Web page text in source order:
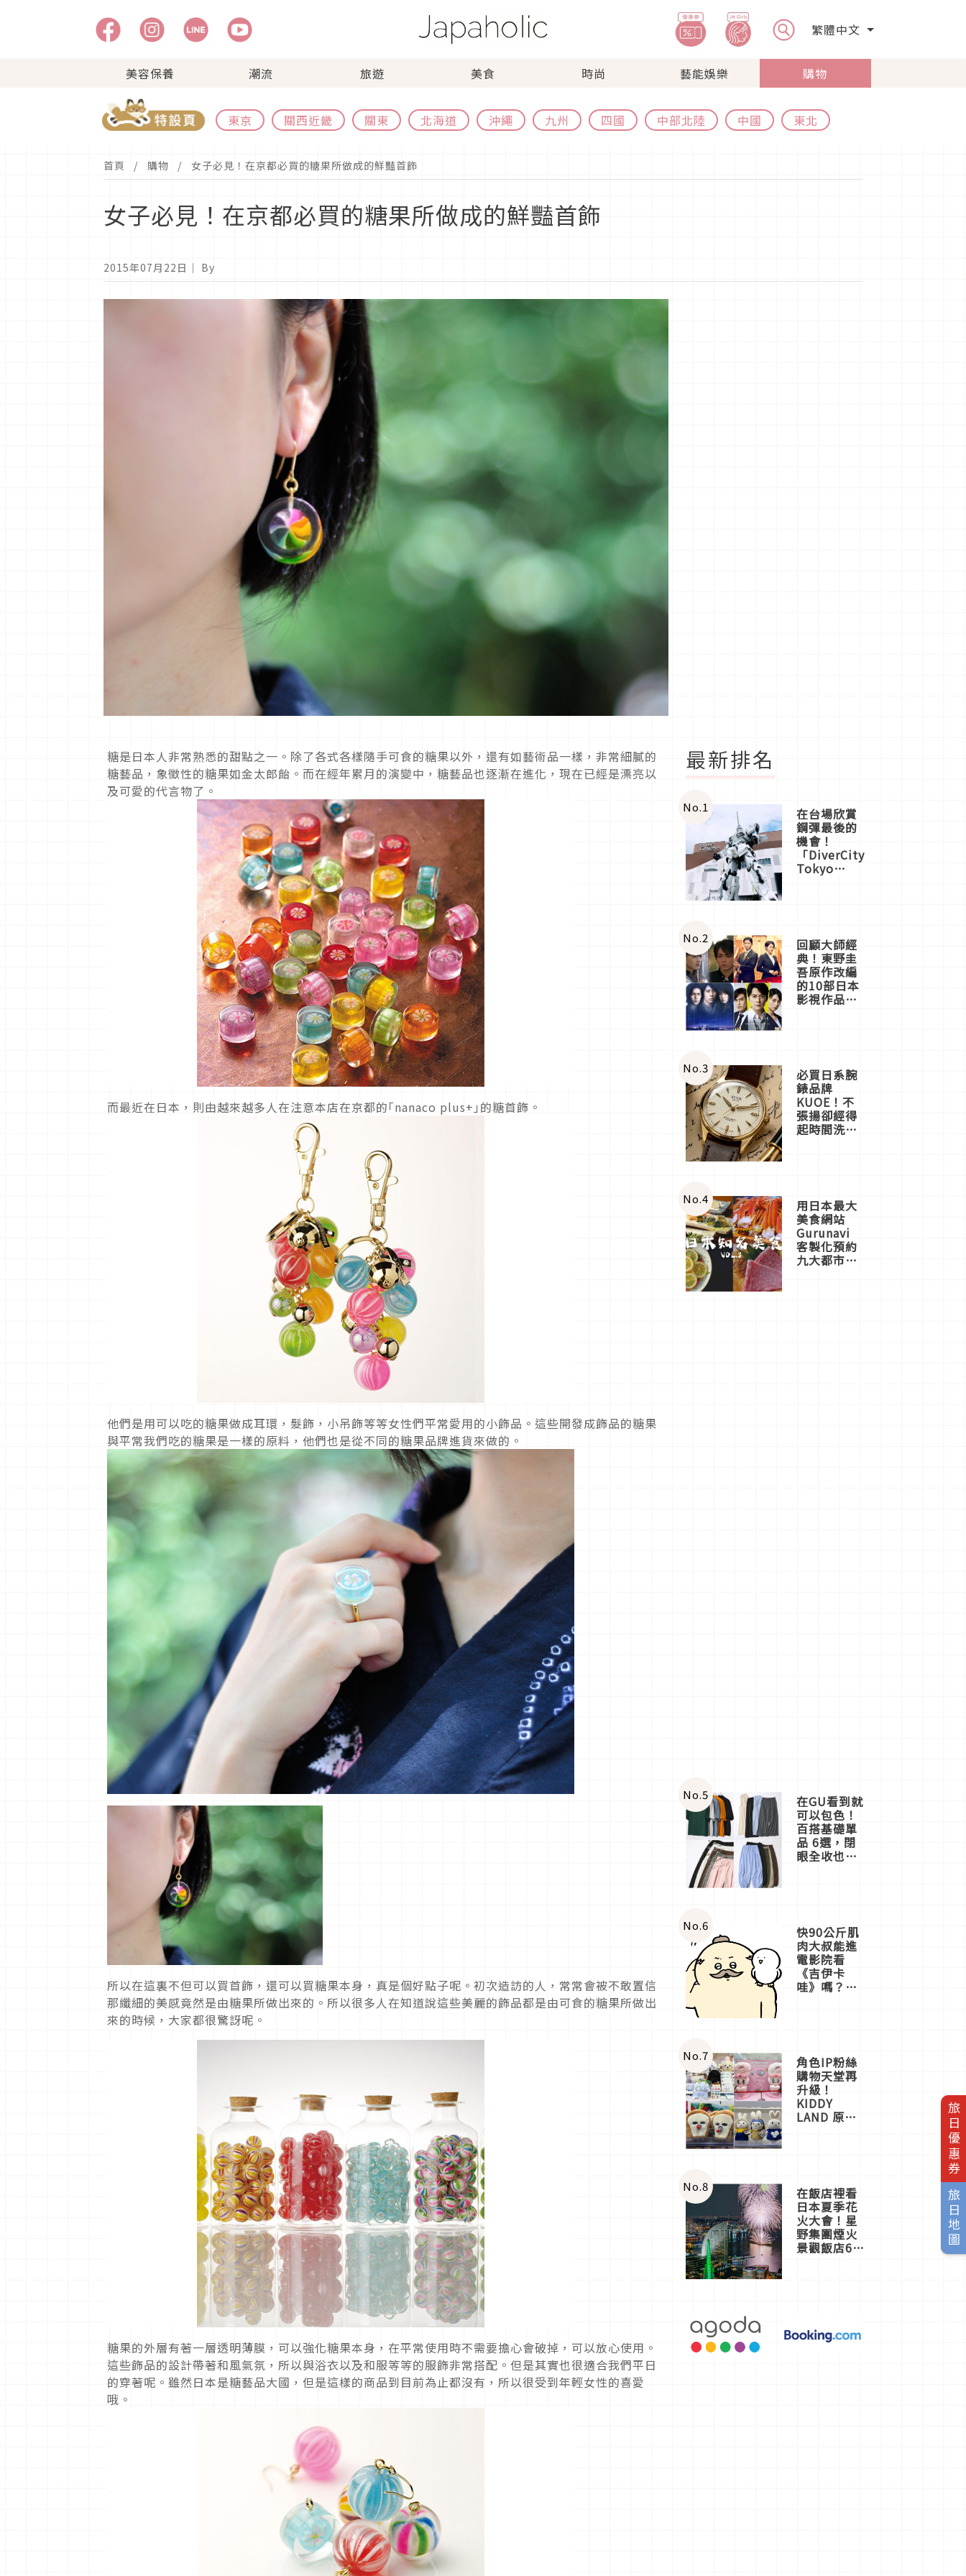
繁體中文
美容保養 潮流 旅遊 美食 時尚 藝能娛樂 購物
東京 關西近畿 關東 北海道 沖繩 九州 四國 中部北陸 中國 東北
旅日優惠券
旅日地圖
首頁 購物 女子必見！在京都必買的糖果所做成的鮮豔首飾
女子必見！在京都必買的糖果所做成的鮮豔首飾
2015年07月22日 ｜ By
糖是日本人非常熟悉的甜點之一。除了各式各樣隨手可食的糖果以外，還有如藝術品一樣，非常細膩的
糖藝品，象徵性的糖果如金太郎飴。而在經年累月的演變中，糖藝品也逐漸在進化，現在已經是漂亮以
及可愛的代言物了。
而最近在日本，則由越來越多人在注意本店在京都的｢nanaco plus+｣的糖首飾。
他們是用可以吃的糖果做成耳環，髮飾，小吊飾等等女性們平常愛用的小飾品。這些開發成飾品的糖果
與平常我們吃的糖果是一樣的原料，他們也是從不同的糖果品牌進貨來做的。
所以在這裏不但可以買首飾，還可以買糖果本身，真是個好點子呢。初次造訪的人，常常會被不敢置信
那纖細的美感竟然是由糖果所做出來的。所以很多人在知道說這些美麗的飾品都是由可食的糖果所做出
來的時候，大家都很驚訝呢。
糖果的外層有著一層透明薄膜，可以強化糖果本身，在平常使用時不需要擔心會破掉，可以放心使用。
這些飾品的設計帶著和風氣氛，所以與浴衣以及和服等等的服飾非常搭配。但是其實也很適合我們平日
的穿著呢。雖然日本是糖藝品大國，但是這樣的商品到目前為止都沒有，所以很受到年輕女性的喜愛
哦。
最新排名
No.1 在台場欣賞
鋼彈最後的
機會！
「DiverCity
Tokyo
體驗
No.2 回顧大師經
典！東野圭
吾原作改編
的10部日本
影視作品推
No.3 必買日系腕
錶品牌
KUOE！不
張揚卻經得
起時間洗鍊
No.4 用日本最大
美食網站
Gurunavi
客製化預約
九大都市餐
No.5 在GU看到就
可以包色！
百搭基礎單
品 6選，閉
眼全收也不
No.6 快90公斤肌
肉大叔能進
電影院看
《吉伊卡
哇》嗎？日
一同給出了
答案
No.7 角色IP粉絲
購物天堂再
升級！
KIDDY
LAND 原宿
店3分即達
No.8 在飯店裡看
日本夏季花
火大會！星
野集團煙火
景觀飯店6